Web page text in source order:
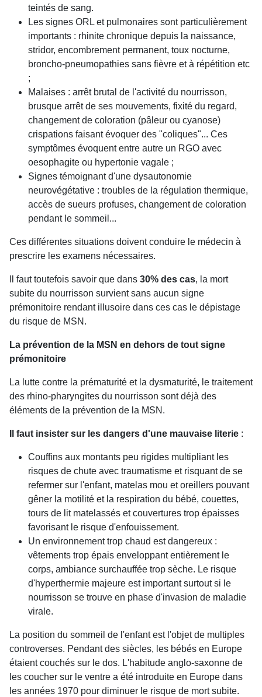
teintés de sang.
Les signes ORL et pulmonaires sont particulièrement
importants : rhinite chronique depuis la naissance,
stridor, encombrement permanent, toux nocturne,
broncho-pneumopathies sans fièvre et à répétition etc
;
Malaises : arrêt brutal de l'activité du nourrisson,
brusque arrêt de ses mouvements, fixité du regard,
changement de coloration (pâleur ou cyanose)
crispations faisant évoquer des "coliques"... Ces
symptômes évoquent entre autre un RGO avec
oesophagite ou hypertonie vagale ;
Signes témoignant d'une dysautonomie
neurovégétative : troubles de la régulation thermique,
accès de sueurs profuses, changement de coloration
pendant le sommeil...
Ces différentes situations doivent conduire le médecin à
prescrire les examens nécessaires.
Il faut toutefois savoir que dans 30% des cas, la mort
subite du nourrisson survient sans aucun signe
prémonitoire rendant illusoire dans ces cas le dépistage
du risque de MSN.
La prévention de la MSN en dehors de tout signe
prémonitoire
La lutte contre la prématurité et la dysmaturité, le traitement
des rhino-pharyngites du nourrisson sont déjà des
éléments de la prévention de la MSN.
Il faut insister sur les dangers d'une mauvaise literie :
Couffins aux montants peu rigides multipliant les
risques de chute avec traumatisme et risquant de se
refermer sur l'enfant, matelas mou et oreillers pouvant
gêner la motilité et la respiration du bébé, couettes,
tours de lit matelassés et couvertures trop épaisses
favorisant le risque d'enfouissement.
Un environnement trop chaud est dangereux :
vêtements trop épais enveloppant entièrement le
corps, ambiance surchauffée trop sèche. Le risque
d'hyperthermie majeure est important surtout si le
nourrisson se trouve en phase d'invasion de maladie
virale.
La position du sommeil de l'enfant est l'objet de multiples
controverses. Pendant des siècles, les bébés en Europe
étaient couchés sur le dos. L'habitude anglo-saxonne de
les coucher sur le ventre a été introduite en Europe dans
les années 1970 pour diminuer le risque de mort subite.